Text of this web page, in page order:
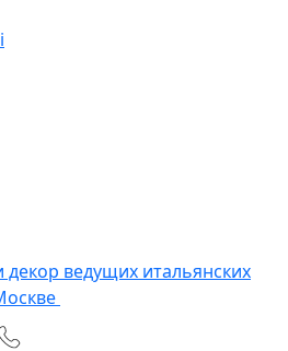
ведущих итальянских